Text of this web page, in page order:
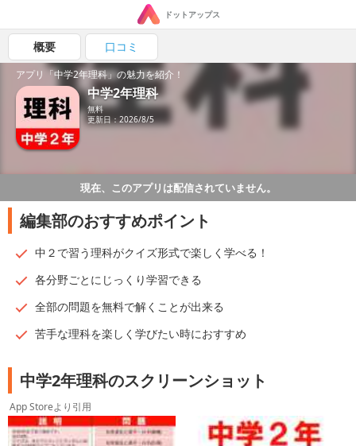
ドットアップス
概要 口コミ
アプリ「中学2年理科」の魅力を紹介！
中学2年理科
無料
更新日：2026/8/5
現在、このアプリは配信されていません。
編集部のおすすめポイント
中２で習う理科がクイズ形式で楽しく学べる！
各分野ごとにじっくり学習できる
全部の問題を無料で解くことが出来る
苦手な理科を楽しく学びたい時におすすめ
中学2年理科のスクリーンショット
App Storeより引用